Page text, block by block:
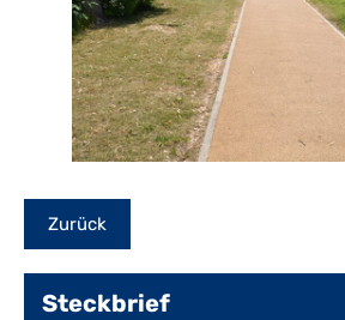
Steckbrief